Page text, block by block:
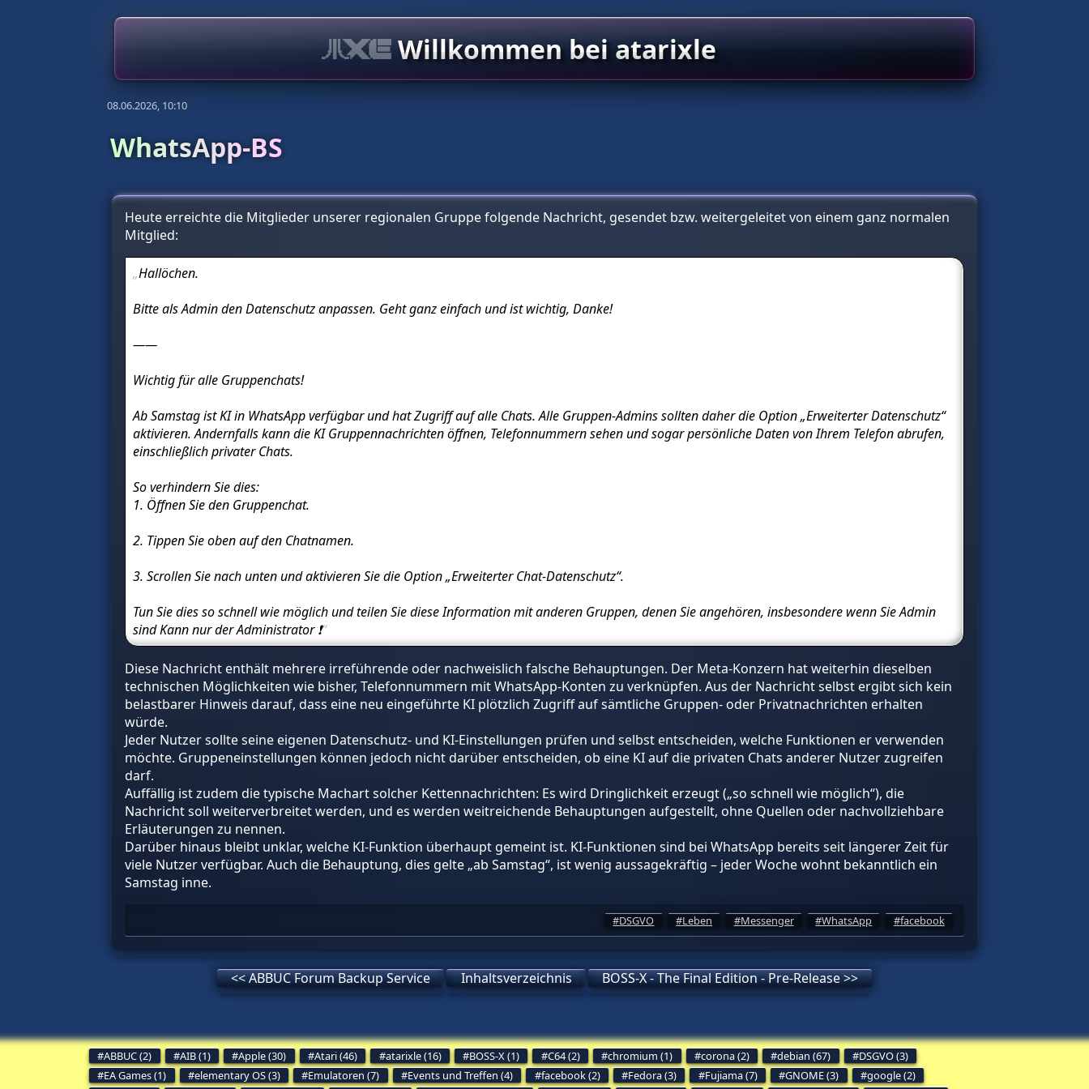
Willkommen bei atarixle
08.06.2026, 10:10
WhatsApp-BS
Heute erreichte die Mitglieder unserer regionalen Gruppe folgende Nachricht, gesendet bzw. weitergeleitet von einem ganz normalen
Mitglied:
Hallöchen.
Bitte als Admin den Datenschutz anpassen. Geht ganz einfach und ist wichtig, Danke!
——
Wichtig für alle Gruppenchats!
Ab Samstag ist KI in WhatsApp verfügbar und hat Zugriff auf alle Chats. Alle Gruppen-Admins sollten daher die Option „Erweiterter Datenschutz“
aktivieren. Andernfalls kann die KI Gruppennachrichten öffnen, Telefonnummern sehen und sogar persönliche Daten von Ihrem Telefon abrufen,
einschließlich privater Chats.
So verhindern Sie dies:
1. Öffnen Sie den Gruppenchat.
2. Tippen Sie oben auf den Chatnamen.
3. Scrollen Sie nach unten und aktivieren Sie die Option „Erweiterter Chat-Datenschutz“.
Tun Sie dies so schnell wie möglich und teilen Sie diese Information mit anderen Gruppen, denen Sie angehören, insbesondere wenn Sie Admin
sind Kann nur der Administrator ❗
Diese Nachricht enthält mehrere irreführende oder nachweislich falsche Behauptungen. Der Meta-Konzern hat weiterhin dieselben
technischen Möglichkeiten wie bisher, Telefonnummern mit WhatsApp-Konten zu verknüpfen. Aus der Nachricht selbst ergibt sich kein
belastbarer Hinweis darauf, dass eine neu eingeführte KI plötzlich Zugriff auf sämtliche Gruppen- oder Privatnachrichten erhalten
würde.
Jeder Nutzer sollte seine eigenen Datenschutz- und KI-Einstellungen prüfen und selbst entscheiden, welche Funktionen er verwenden
möchte. Gruppeneinstellungen können jedoch nicht darüber entscheiden, ob eine KI auf die privaten Chats anderer Nutzer zugreifen
darf.
Auffällig ist zudem die typische Machart solcher Kettennachrichten: Es wird Dringlichkeit erzeugt („so schnell wie möglich“), die
Nachricht soll weiterverbreitet werden, und es werden weitreichende Behauptungen aufgestellt, ohne Quellen oder nachvollziehbare
Erläuterungen zu nennen.
Darüber hinaus bleibt unklar, welche KI-Funktion überhaupt gemeint ist. KI-Funktionen sind bei WhatsApp bereits seit längerer Zeit für
viele Nutzer verfügbar. Auch die Behauptung, dies gelte „ab Samstag“, ist wenig aussagekräftig – jeder Woche wohnt bekanntlich ein
Samstag inne.
DSGVO Leben Messenger WhatsApp facebook
<< ABBUC Forum Backup Service Inhaltsverzeichnis BOSS-X - The Final Edition - Pre-Release >>
ABBUC (2) AIB (1) Apple (30) Atari (46) atarixle (16) BOSS-X (1) C64 (2) chromium (1) corona (2) debian (67)
DSGVO (3)
EA Games (1)
elementary OS (3) Emulatoren (7) Events und Treffen (4) facebook (2) Fedora (3) Fujiama (7) GNOME (3)
google (2)